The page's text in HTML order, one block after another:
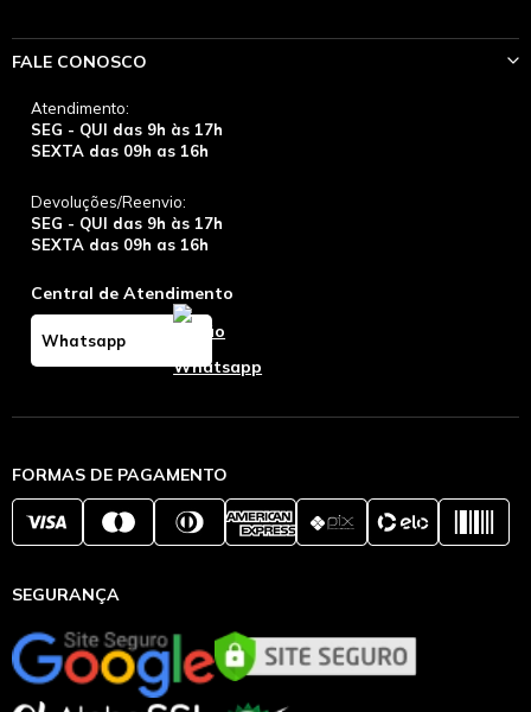
FALE CONOSCO
Atendimento:
SEG - QUI das 9h às 17h
SEXTA das 09h as 16h
Devoluções/Reenvio:
SEG - QUI das 9h às 17h
SEXTA das 09h as 16h
Central de Atendimento
Whatsapp
FORMAS DE PAGAMENTO
SEGURANÇA